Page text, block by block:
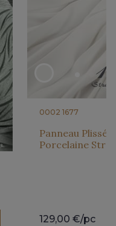
0002 1677
Panneau Plissé
Porcelaine
129,00 €/pc